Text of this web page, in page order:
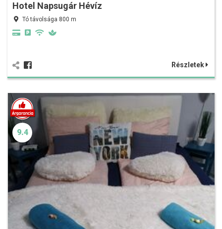
Hotel Napsugár Hévíz
Tó távolsága 800 m
Részletek
9.4